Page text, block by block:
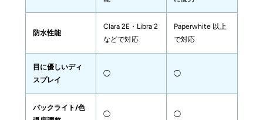
防水性能
Clara 2E・Libra 2
などで対応
Paperwhite 以上
で対応
目に優しいディ
スプレイ
◯ ◯
バックライト/色
◯ ◯